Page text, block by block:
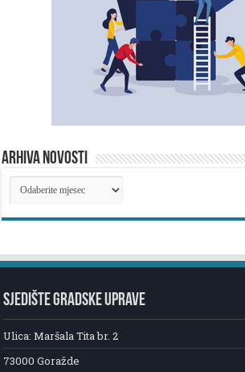
ARHIVA NOVOSTI
ARHIVA
NOVOSTI
SJEDIŠTE GRADSKE UPRAVE
Ulica: Maršala Tita br. 2
73000 Goražde